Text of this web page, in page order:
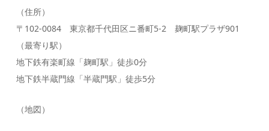
（住所）
〒102-0084 東京都千代田区ニ番町5-2 麹町駅プラザ901
（最寄り駅）
地下鉄有楽町線「麹町駅」徒歩0分
地下鉄半蔵門線「半蔵門駅」徒歩5分
（地図）